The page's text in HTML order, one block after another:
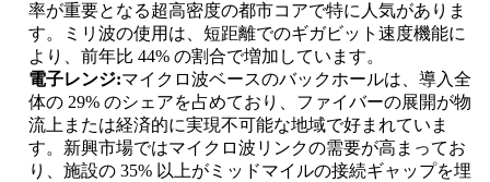
率が重要となる超高密度の都市コアで特に人気がありま
す。ミリ波の使用は、短距離でのギガビット速度機能に
より、前年比 44% の割合で増加しています。
電子レンジ:マイクロ波ベースのバックホールは、導入全
体の 29% のシェアを占めており、ファイバーの展開が物
流上または経済的に実現不可能な地域で好まれていま
す。新興市場ではマイクロ波リンクの需要が高まってお
り、施設の 35% 以上がミッドマイルの接続ギャップを埋